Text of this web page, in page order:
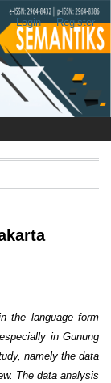
Login Register
the language form
in Gunung
namely the data
The data analysis